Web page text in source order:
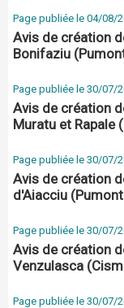
Page publiée le 04/08/
Avis de création
Bonifaziu
Page publiée le 30/07/
Avis de création
Muratu et Rapale
Page publiée le 30/07/
Avis de création
d'Aiacciu
Page publiée le 30/07/
Avis de création
Venzulasca
Page publiée le 30/07/